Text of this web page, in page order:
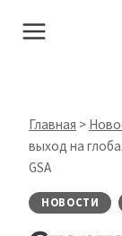
Главная >
выход на
GSA
НОВОСТИ